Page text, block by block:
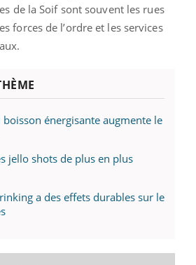
de la Soif sont souvent les rues
forces de l’ordre et les services
boisson énergisante augmente le
jello shots de plus en plus
a des effets durables sur le